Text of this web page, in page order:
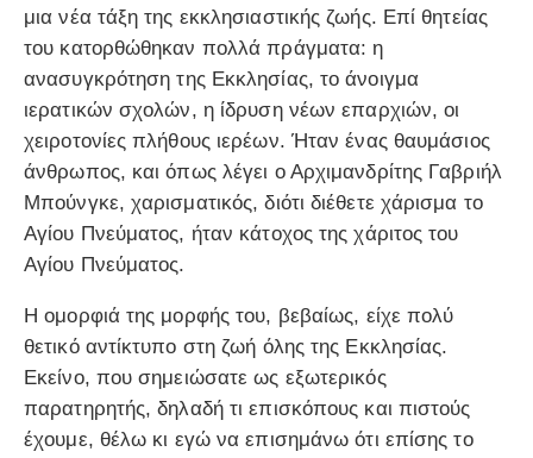
μια νέα τάξη της εκκλησιαστικής ζωής. Επί θητείας
του κατορθώθηκαν πολλά πράγματα: η
ανασυγκρότηση της Εκκλησίας, το άνοιγμα
ιερατικών σχολών, η ίδρυση νέων επαρχιών, οι
χειροτονίες πλήθους ιερέων. Ήταν ένας θαυμάσιος
άνθρωπος, και όπως λέγει ο Αρχιμανδρίτης Γαβριήλ
Μπούνγκε, χαρισματικός, διότι διέθετε χάρισμα το
Αγίου Πνεύματος, ήταν κάτοχος της χάριτος του
Αγίου Πνεύματος.
Η ομορφιά της μορφής του, βεβαίως, είχε πολύ
θετικό αντίκτυπο στη ζωή όλης της Εκκλησίας.
Εκείνο, που σημειώσατε ως εξωτερικός
παρατηρητής, δηλαδή τι επισκόπους και πιστούς
έχουμε, θέλω κι εγώ να επισημάνω ότι επίσης το